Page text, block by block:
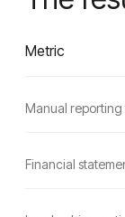
Metric
Manual reporting
Financial